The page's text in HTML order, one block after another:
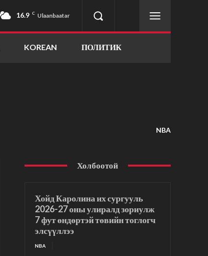
16.9 C Ulaanbaatar
KOREAN ПОЛИТИК
NBA
Холбоотой
Хойд Каролина их сургууль
2026-27 оны улиралд зориулж
7 фут өндөртэй төвийн тоглогч
элсүүллээ
NBA